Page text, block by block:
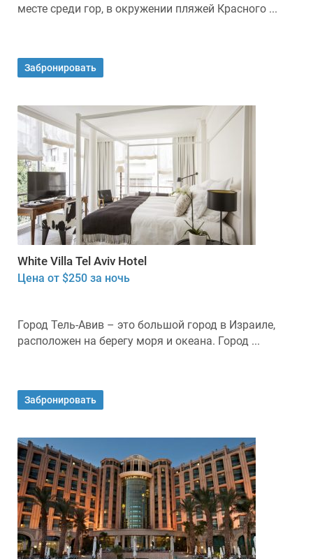
месте среди гор, в окружении пляжей Красного ...
Забронировать
White Villa Tel Aviv Hotel
Цена от $250 за ночь
Город Тель-Авив – это большой город в Израиле,
расположен на берегу моря и океана. Город ...
Забронировать